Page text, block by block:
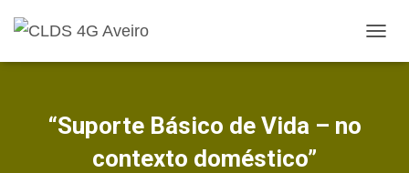
L
“Suporte Básico de Vida – no
contexto doméstico”